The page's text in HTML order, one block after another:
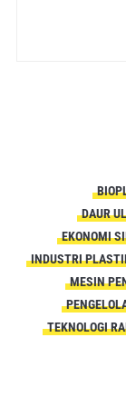
DAUR
EKONOMI
INDUSTRI
MESIN
TEKNOLOGI